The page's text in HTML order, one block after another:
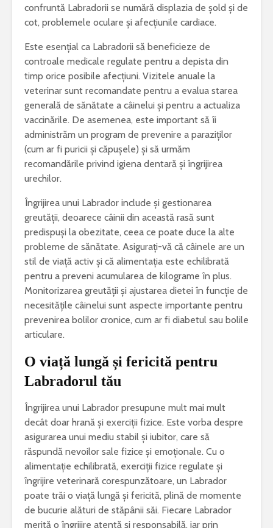
confruntă Labradorii se numără displazia de șold și de
cot, problemele oculare și afecțiunile cardiace.
Este esențial ca Labradorii să beneficieze de
controale medicale regulate pentru a depista din
timp orice posibile afecțiuni. Vizitele anuale la
veterinar sunt recomandate pentru a evalua starea
generală de sănătate a câinelui și pentru a actualiza
vaccinările. De asemenea, este important să îi
administrăm un program de prevenire a paraziților
(cum ar fi puricii și căpușele) și să urmăm
recomandările privind igiena dentară și îngrijirea
urechilor.
Îngrijirea unui Labrador include și gestionarea
greutății, deoarece câinii din această rasă sunt
predispuși la obezitate, ceea ce poate duce la alte
probleme de sănătate. Asigurați-vă că câinele are un
stil de viață activ și că alimentația este echilibrată
pentru a preveni acumularea de kilograme în plus.
Monitorizarea greutății și ajustarea dietei în funcție de
necesitățile câinelui sunt aspecte importante pentru
prevenirea bolilor cronice, cum ar fi diabetul sau bolile
articulare.
O viață lungă și fericită pentru
Labradorul tău
Îngrijirea unui Labrador presupune mult mai mult
decât doar hrană și exerciții fizice. Este vorba despre
asigurarea unui mediu stabil și iubitor, care să
răspundă nevoilor sale fizice și emoționale. Cu o
alimentație echilibrată, exerciții fizice regulate și
îngrijire veterinară corespunzătoare, un Labrador
poate trăi o viață lungă și fericită, plină de momente
de bucurie alături de stăpânii săi. Fiecare Labrador
merită o îngrijire atentă și responsabilă, iar prin